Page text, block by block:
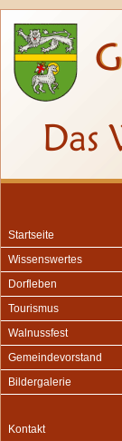
Startseite
Wissenswertes
Dorfleben
Tourismus
Walnussfest
Gemeindevorstand
Bildergalerie
Kontakt